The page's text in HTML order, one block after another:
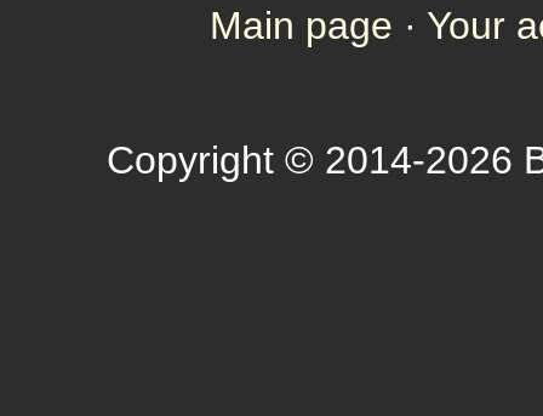
Main page · Your
Copyright © 2014-2026